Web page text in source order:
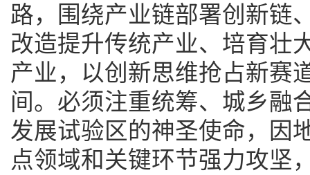
路，围绕产业链部署创新链
改造提升传统产业、培育壮
产业，以创新思维抢占新赛
间。必须注重统筹、城乡融
发展试验区的神圣使命，因
点领域和关键环节强力攻坚